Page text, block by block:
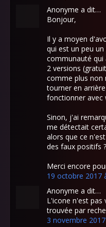
Anonyme a dit…
Bonjour,
Il y a moyen
qui est un peu
communauté qui
2 versions
comme plus non
tourner en
fonctionner avec
Sinon, j'ai
me détectait
alors que ce
des faux positifs ?
Merci encore
19 octobre 2017
Anonyme a dit…
L'icone n'est pas
trouvée par
3 novembre